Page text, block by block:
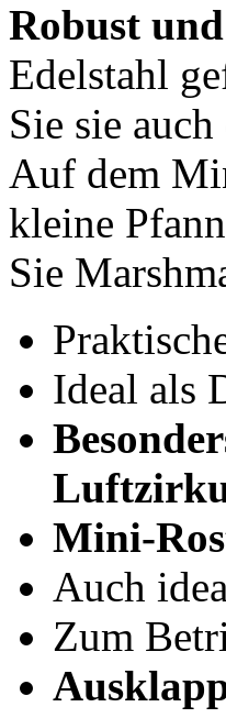
Robust
Edelstahl
Sie sie
Auf dem
kleine
Sie
Ideal als
Mini-
Auch
Zum